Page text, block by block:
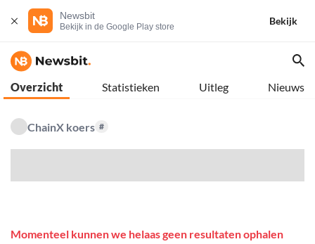
Newsbit
Bekijk in de Google Play store
Bekijk
Overzicht Statistieken Uitleg Nieuws
ChainX koers #
Momenteel kunnen we helaas geen resultaten ophalen